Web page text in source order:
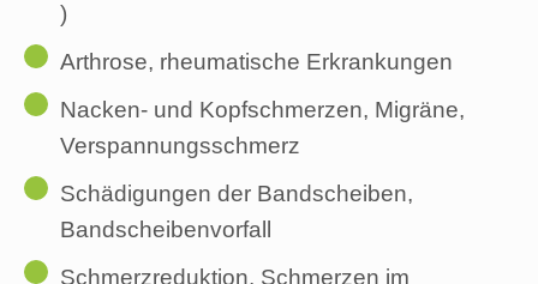
)
Arthrose, rheumatische Erkrankungen
Nacken- und Kopfschmerzen, Migräne,
Verspannungsschmerz
Schädigungen der Bandscheiben,
Bandscheibenvorfall
Schmerzreduktion, Schmerzen im